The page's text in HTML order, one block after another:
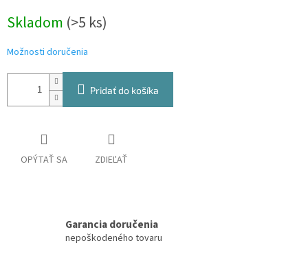
cena:
Skladom (>5 ks)
Možnosti doručenia
Pridať do košíka
OPÝTAŤ SA ZDIEĽAŤ
Garancia doručenia
nepoškodeného tovaru